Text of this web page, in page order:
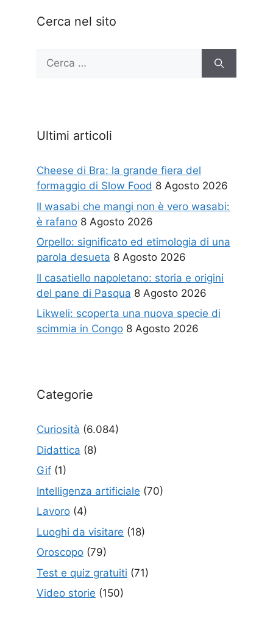
Cerca nel sito
Ricerca
Ultimi articoli
Cheese di Bra: la grande fiera del
formaggio di Slow Food 8 Agosto 2026
Il wasabi che mangi non è vero wasabi:
è rafano 8 Agosto 2026
Orpello: significato ed etimologia di una
parola desueta 8 Agosto 2026
Il casatiello napoletano: storia e origini
del pane di Pasqua 8 Agosto 2026
Likweli: scoperta una nuova specie di
scimmia in Congo 8 Agosto 2026
Categorie
Curiosità (6.084)
Didattica (8)
Gif (1)
Intelligenza artificiale (70)
Lavoro (4)
Luoghi da visitare (18)
Oroscopo (79)
Test e quiz gratuiti (71)
Video storie (150)